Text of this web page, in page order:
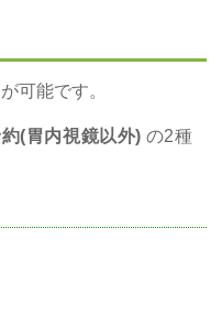
可能です。
(胃内視鏡以外) の2種